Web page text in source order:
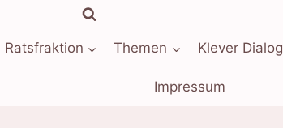
Ratsfraktion Themen Klever Dialog
Impressum